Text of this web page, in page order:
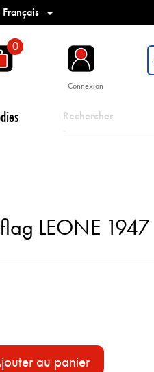
Français 
Connexion
0
LEONE 1947
au panier